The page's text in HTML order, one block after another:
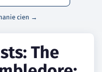
cien →
The